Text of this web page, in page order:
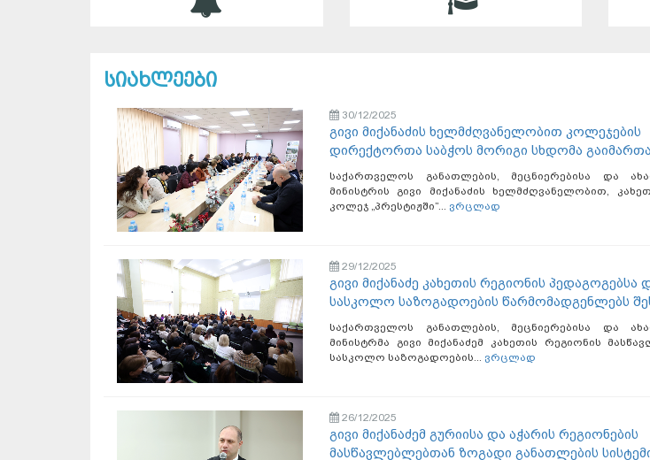
სიახლეები
30/12/2025
გივი მიქანაძის ხელმძღვანელობით კოლეჯების
დირექტორთა საბჭოს მორიგი სხდომა გაიმართა
საქართველოს განათლების, მეცნიერებისა და
მინისტრის გივი მიქანაძის ხელმძღვანელობით,
კოლეჯ „პრესტიჟში”... ვრცლად
29/12/2025
გივი მიქანაძე კახეთის რეგიონის პედაგოგებსა
სასკოლო საზოგადოების წარმომადგენლებს
საქართველოს განათლების, მეცნიერებისა და
მინისტრმა გივი მიქანაძემ კახეთის რეგიონის
სასკოლო საზოგადოების... ვრცლად
26/12/2025
გივი მიქანაძემ გურიისა და აჭარის რეგიონების
მასწავლებლებთან ზოგადი განათლების